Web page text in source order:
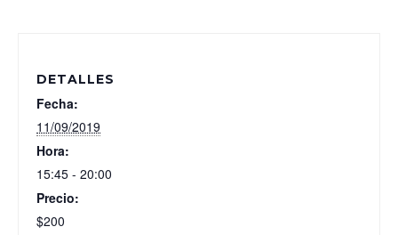
DETALLES
Fecha:
11/09/2019
Hora:
15:45 - 20:00
Precio:
$200